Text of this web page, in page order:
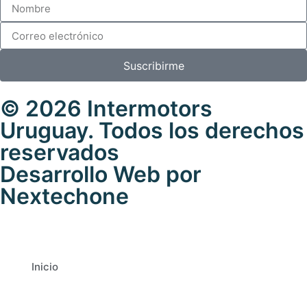
Suscribirme
© 2026 Intermotors
Uruguay. Todos los derechos
reservados
Desarrollo Web por
Nextechone
Inicio